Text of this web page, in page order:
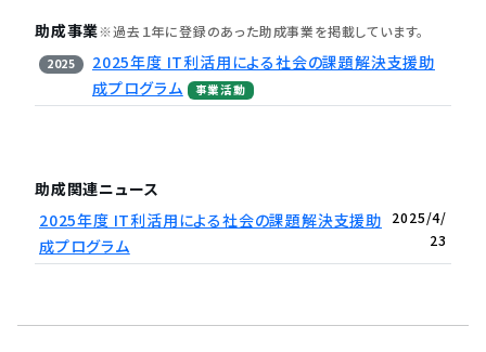
助成事業※過去１年に登録のあった助成事業を掲載しています。
2025
2025年度 IT利活用による社会の課題解決支援助
成プログラム
事業活動
助成関連ニュース
2025年度 IT利活用による社会の課題解決支援助
成プログラム
2025/4/
23